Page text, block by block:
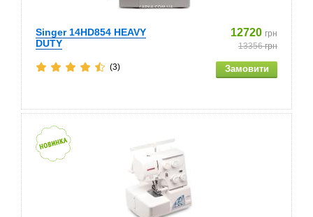
Singer 14HD854 HEAVY
DUTY
12720 грн
13356грн
(3)